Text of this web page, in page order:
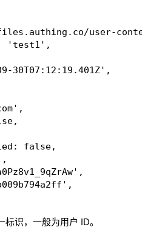
user-
'test1',
30T07:12:19.401Z',
false,
oidc'
标识，一般为用户 ID。